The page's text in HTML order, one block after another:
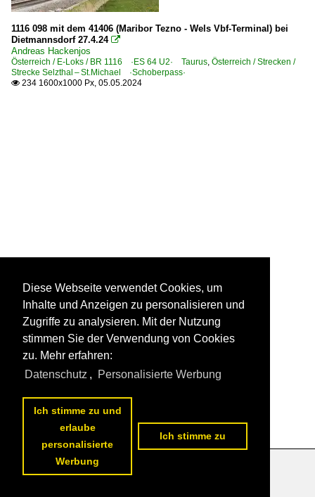
1116 098 mit dem 41406 (Maribor Tezno - Wels Vbf-Terminal) bei
Dietmannsdorf 27.4.24 
Andreas Hackenjos
Österreich / E-Loks / BR 1116 ·ES 64 U2· Taurus, Österreich / Strecken /
Strecke Selzthal – St.Michael ·Schoberpass·
 234 1600x1000 Px, 05.05.2024
Datenschutzerklärung
Diese Webseite verwendet Cookies, um
Inhalte und Anzeigen zu personalisieren und
Zugriffe zu analysieren. Mit der Nutzung
stimmen Sie der Verwendung von Cookies
zu. Mehr erfahren:
Datenschutz , Personalisierte Werbung
Ich stimme zu und
erlaube
personalisierte
Werbung
Ich stimme zu